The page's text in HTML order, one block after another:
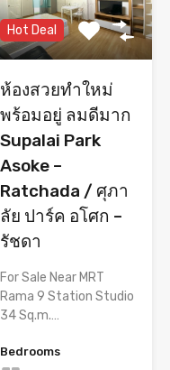
Hot Deal
ห้องสวยทำใหม่
พร้อมอยู่ ลมดีมาก
Supalai Park
Asoke –
Ratchada / ศุภา
ลัย ปาร์ค อโศก –
รัชดา
For Sale Near MRT
Rama 9 Station Studio
34 Sq.m.…
Bedrooms